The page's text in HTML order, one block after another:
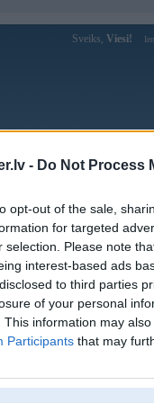
- Do Not Process
opt-out of the sale,
for targeted
selection. Please note
interest-based ads
to third parties
of your personal
This information may
Participants that may
Sveiks, Viesi!
Forums Galerijas
Lietotāja
Lietotājvārds:
Ziņojumi forumā: